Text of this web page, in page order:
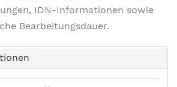
IDN-Informationen sowie
Bearbeitungsdauer.